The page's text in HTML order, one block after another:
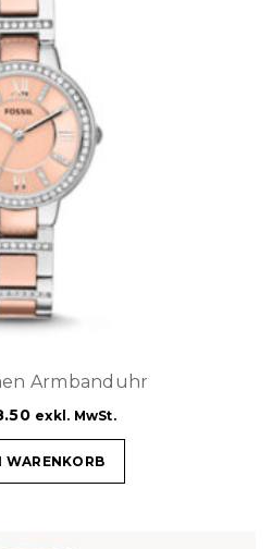
Armbanduhr
exkl. MwSt.
WARENKORB